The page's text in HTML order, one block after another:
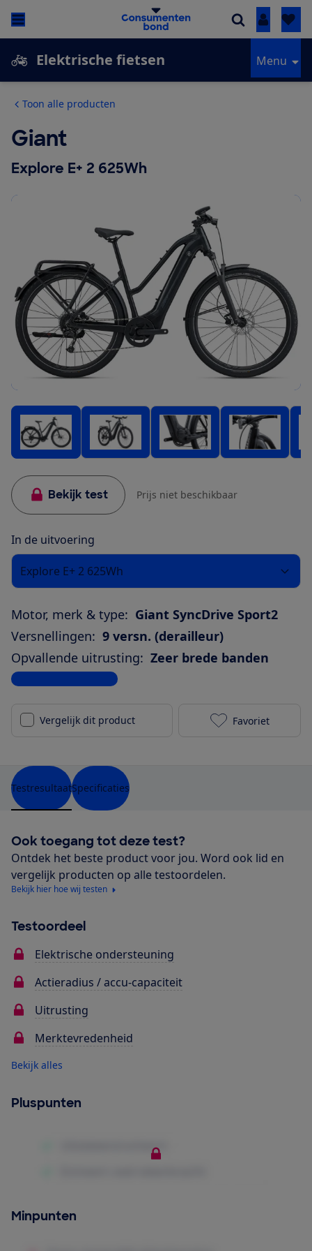
Inloggen
Elektrische fietsen Menu
Toon alle producten
Giant
Explore E+ 2 625Wh
Bekijk test Prijs niet beschikbaar
In de uitvoering
Explore E+ 2 625Wh
Motor, merk & type: Giant SyncDrive Sport2
Versnellingen: 9 versn. (derailleur)
Opvallende uitrusting: Zeer brede banden
Bekijk alle specificaties
Vergelijk dit product Giant
Favoriet
TestresultaatSpecificaties
Ook toegang tot deze test?
Ontdek het beste product voor jou. Word ook lid en
vergelijk producten op alle testoordelen.
Bekijk hier hoe wij testen
Testoordeel
Elektrische ondersteuning
Actieradius / accu-capaciteit
Uitrusting
Merktevredenheid
Bekijk alles
Pluspunten
Minpunten